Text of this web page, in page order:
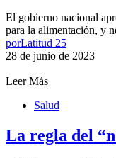
El gobierno nacional
para la alimentación, y
porLatitud 25
28 de junio de 2023
Leer Más
Salud
La regla del